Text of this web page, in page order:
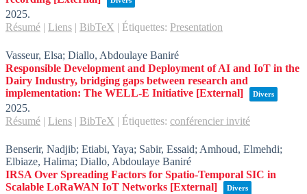
2025.
Résumé | Liens | BibTeX | Étiquettes: Presentation
Vasseur, Elsa; Diallo, Abdoulaye Baniré
Responsible Development and Deployment of AI and IoT in the
Dairy Industry, bridging gaps between research and
implementation: The WELL-E Initiative [External] Divers
2025.
Résumé | Liens | BibTeX | Étiquettes: conférencier invité
Benserir, Nadjib; Etiabi, Yaya; Sabir, Essaid; Amhoud, Elmehdi;
Elbiaze, Halima; Diallo, Abdoulaye Baniré
IRSA Over Spreading Factors for Spatio-Temporal SIC in
Scalable LoRaWAN IoT Networks [External] Divers